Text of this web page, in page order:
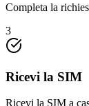
Completa la
3
Ricevi la SIM
Ricevi la SIM a